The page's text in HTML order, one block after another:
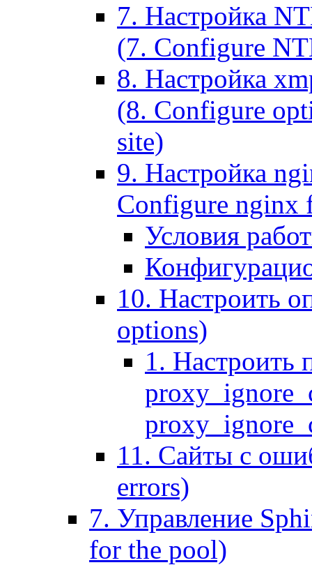
7. Настройка
(7. Configure
8. Настройка
(8. Configure
site)
9. Настройка
Configure nginx
Условия
10. Настроить
options)
1. Настроить
11. Сайты с
errors)
7. Управление
for the pool)